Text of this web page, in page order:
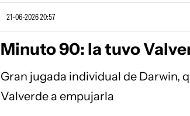
21-06-2026 20:57
Minuto 90: la tuvo
Gran jugada individual de Darwin,
Valverde a empujarla